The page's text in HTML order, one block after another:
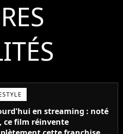
en streaming : noté
ce film réinvente